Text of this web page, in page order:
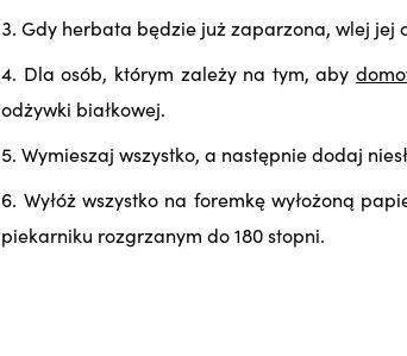
Gdy herbata będzie już zaparzona, wlej jej
Dla osób, którym zależy na tym, aby
odżywki białkowej.
Wymieszaj wszystko, a następnie dodaj
Wyłóż wszystko na foremkę wyłożoną
piekarniku rozgrzanym do 180 stopni.